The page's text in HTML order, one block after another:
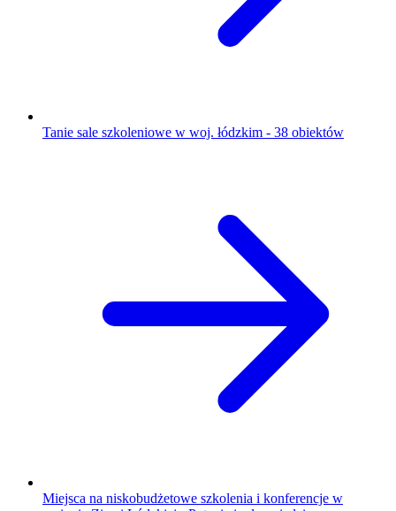
Tanie sale szkoleniowe w woj. łódzkim - 38 obiektów
Miejsca na niskobudżetowe szkolenia i konferencje w